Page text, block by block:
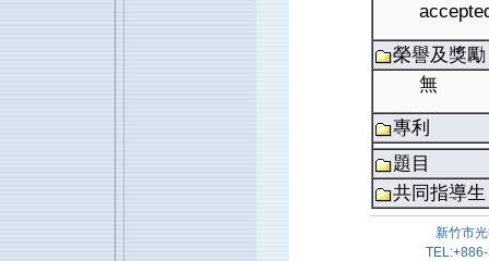
榮譽及獎勵
無
專利
題目
共同指導
新竹市